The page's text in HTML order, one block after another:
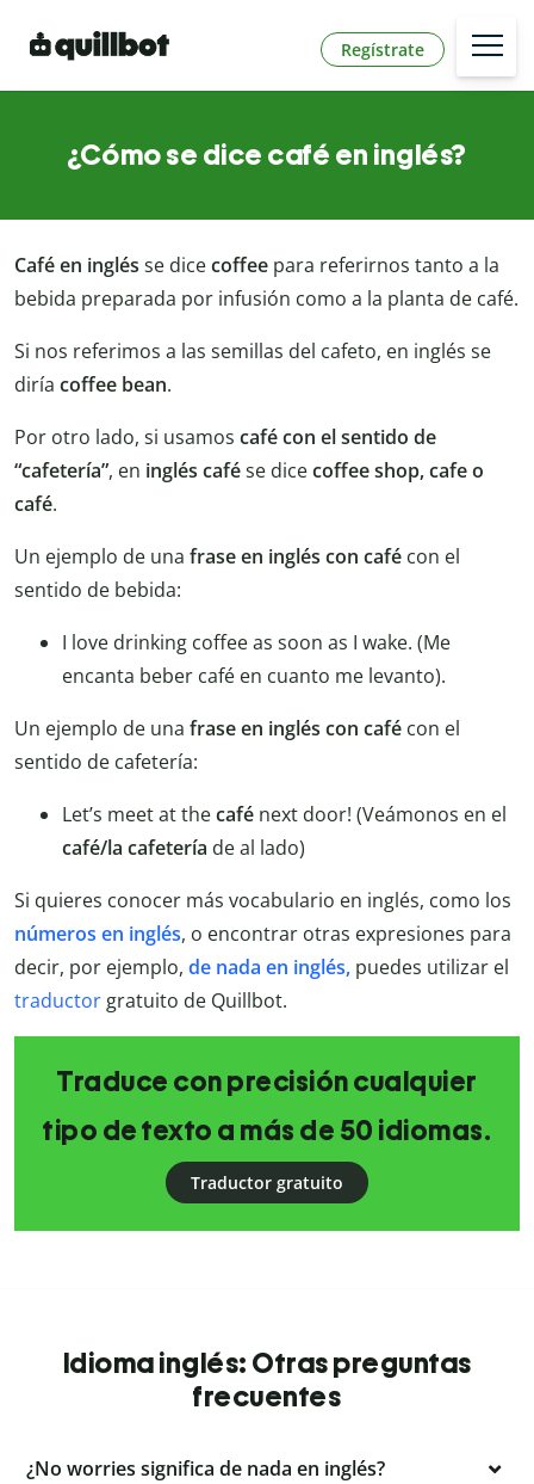
Regístrate
¿Cómo se dice café en inglés?
Café en inglés se dicecoffee para referirnos tanto a la
bebida preparada por infusión como a la planta de café.
Si nos referimos a las semillas del cafeto, en inglés se
diría coffee bean.
Por otro lado, si usamos café con el sentido de
“cafetería”, en inglés cafése dicecoffee shop, cafe o
café.
Un ejemplo de una frase en inglés con café con el
sentido de bebida:
I love drinking coffee as soon as I wake. (Me
encanta beber café en cuanto me levanto).
Un ejemplo de una frase en inglés con café con el
sentido de cafetería:
Let’s meet at thecafé next door! (Veámonos en el
café/la cafetería de al lado)
Si quieres conocer más vocabulario en inglés, como los
números en inglés, o encontrar otras expresiones para
decir, por ejemplo, de nada en inglés, puedes utilizar el
traductor gratuito de Quillbot.
Traduce con precisión cualquier
tipo de texto a más de 50 idiomas.
Traductor gratuito
Idioma inglés: Otras preguntas
frecuentes
¿No worries significa de nada en inglés?